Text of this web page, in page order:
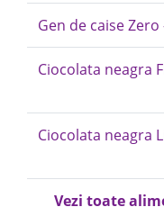
Gen de caise Zero
Ciocolata neagra
Ciocolata neagra
Vezi toate